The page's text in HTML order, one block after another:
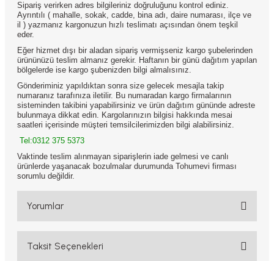
Sipariş verirken adres bilgileriniz doğruluğunu kontrol ediniz.
Ayrıntılı ( mahalle, sokak, cadde, bina adı, daire numarası, ilçe ve
il ) yazmanız kargonuzun hızlı teslimatı açısından önem teşkil
eder.
Eğer hizmet dışı bir aladan sipariş vermişseniz kargo şubelerinden
ürününüzü teslim almanız gerekir. Haftanın bir günü dağıtım yapılan
bölgelerde ise kargo şubenizden bilgi almalısınız.
Gönderiminiz yapıldıktan sonra size gelecek mesajla takip
numaranız tarafınıza iletilir. Bu numaradan kargo firmalarının
sisteminden takibini yapabilirsiniz ve ürün dağıtım gününde adreste
bulunmaya dikkat edin. Kargolarınızın bilgisi hakkında mesai
saatleri içerisinde müşteri temsilcilerimizden bilgi alabilirsiniz.
Tel:0312 375 5373
Vaktinde teslim alınmayan siparişlerin iade gelmesi ve canlı
ürünlerde yaşanacak bozulmalar durumunda Tohumevi firması
sorumlu değildir.
Yorumlar
Bu ürüne ilk yorumu siz yapın!
Taksit Seçenekleri